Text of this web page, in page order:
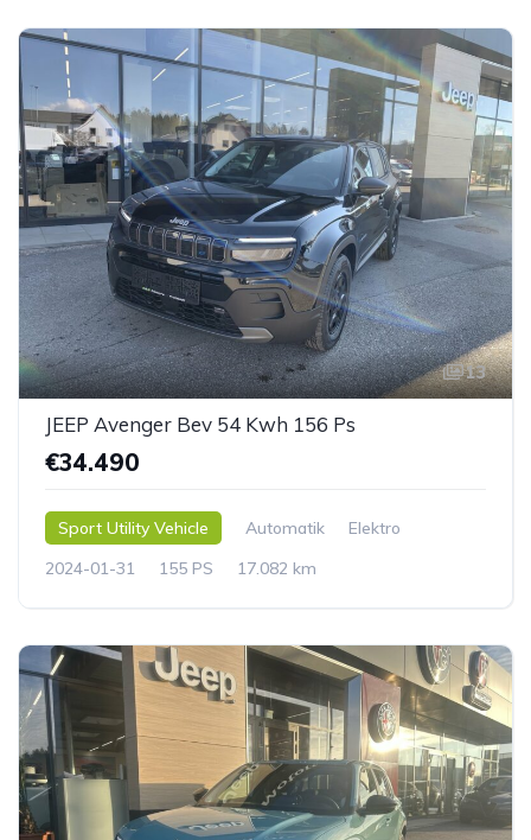
13
JEEP Avenger Bev 54 Kwh 156 Ps
€34.490
Sport Utility Vehicle Automatik
Elektro
2024-01-31
155 PS 17.082 km